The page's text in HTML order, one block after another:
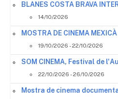
BLANES COSTA BRAVA
14/10/2026
MOSTRA DE CINEMA MEXICÀ
19/10/2026 - 22/10/2026
SOM CINEMA, Festival de
22/10/2026 - 26/10/2026
Mostra de cinema